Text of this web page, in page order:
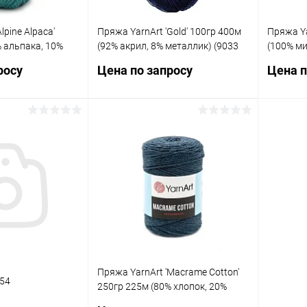
Alpaca'
альпака, 10%
Пряжа YarnArt 'Gold' 100гр 400м
(92% акрил, 8% металлик) (9033
Цена по запросу
Купить в 1 клик Сравнение
В избранное
Пряжа
(100%
Цена
Пряжа YarnArt 'Macrame Cotton'
250гр 225м (80% хлопок, 20%